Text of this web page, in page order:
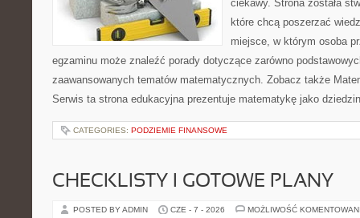
ciekawy. Strona została
które chcą poszerzać
miejsce, w którym osoba
egzaminu może znaleźć porady dotyczące zarówno
zaawansowanych tematów matematycznych. Zobacz także
Serwis ta strona edukacyjna prezentuje matematykę jako
CATEGORIES: PODZIEMIE FINANSOWE
CHECKLISTY I GOTOWE PLANY
POSTED BY ADMIN CZE - 7 - 2026 MOŻLIWOŚĆ